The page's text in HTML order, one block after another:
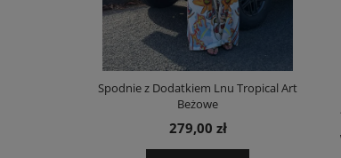
Spodnie z Dodatkiem Lnu Tropical Art
Beżowe
279,00 zł